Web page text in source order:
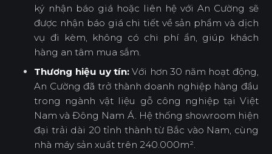
ký nhận báo giá hoặc liên hệ với An Cường sẽ
được nhận báo giá chi tiết về sản phẩm và dịch
vụ đi kèm, không có chi phí ẩn, giúp khách
hàng an tâm mua sắm.
Thương hiệu uy tín: Với hơn 30 năm hoạt động,
An Cường đã trở thành doanh nghiệp hàng đầu
trong ngành vật liệu gỗ công nghiệp tại Việt
Nam và Đông Nam Á. Hệ thống showroom hiện
đại trải dài 20 tỉnh thành từ Bắc vào Nam, cùng
nhà máy sản xuất trên 240.000m².